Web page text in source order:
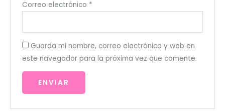
Correo electrónico *
Guarda mi nombre, correo electrónico y web en
este navegador para la próxima vez que comente.